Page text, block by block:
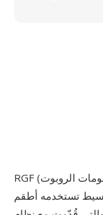
RGF (تنسيق رسومات الروبوت) هو تنسيق صور نقطية أحادي